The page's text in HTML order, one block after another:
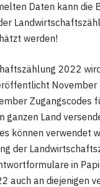
Daten kann die
werden!
2022
November
Zugangscodes
ganzen Land
können verwendet
der
in
auch an diejenigen